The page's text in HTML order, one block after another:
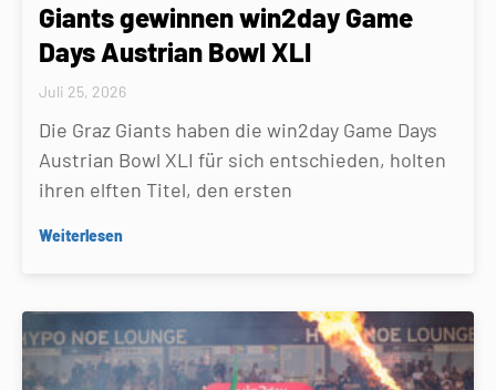
Giants gewinnen win2day Game
Days Austrian Bowl XLI
Juli 25, 2026
Die Graz Giants haben die win2day Game Days
Austrian Bowl XLI für sich entschieden, holten
ihren elften Titel, den ersten
Weiterlesen